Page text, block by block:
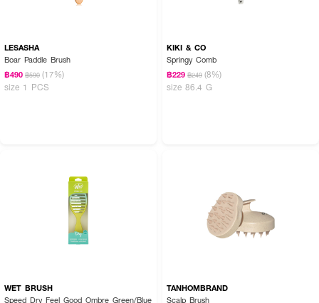
LESASHA
Boar Paddle Brush
฿490 ฿590 (17%)
size 1 PCS
KIKI & CO
Springy Comb
฿229 ฿249 (8%)
size 86.4 G
WET BRUSH
Speed Dry Feel Good Ombre Green/Blue
TANHOMBRAND
Scalp Brush